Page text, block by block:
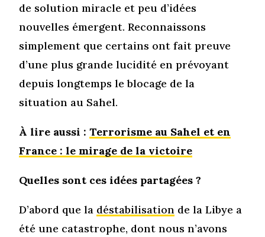
de solution miracle et peu d’idées
nouvelles émergent. Reconnaissons
simplement que certains ont fait preuve
d’une plus grande lucidité en prévoyant
depuis longtemps le blocage de la
situation au Sahel.
À lire aussi :Terrorisme au Sahel et en
France : le mirage de la victoire
Quelles sont ces idées partagées ?
D’abord que la déstabilisation de la Libye a
été une catastrophe, dont nous n’avons